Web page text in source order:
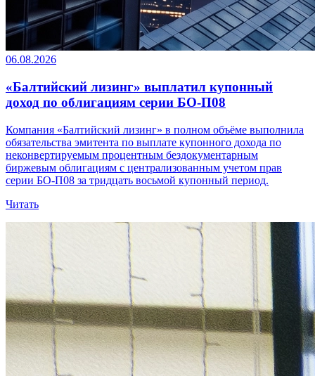
06.08.2026
«Балтийский лизинг» выплатил купонный
доход по облигациям серии БО-П08
Компания «Балтийский лизинг» в полном объёме выполнила
обязательства эмитента по выплате купонного дохода по
неконвертируемым процентным бездокументарным
биржевым облигациям с централизованным учетом прав
серии БО-П08 за тридцать восьмой купонный период.
Читать